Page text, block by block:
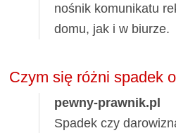
nośnik komunikatu
domu, jak i w biurze.
Czym się różni spadek
pewny-prawnik.pl
Spadek czy